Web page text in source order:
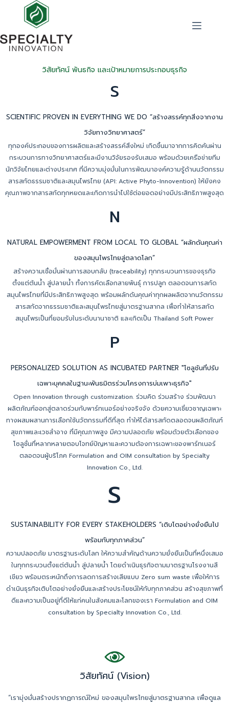
วิสัยทัศน์ พันธกิจ และเป้าหมายการประกอบธุรกิจ
S
SCIENTIFIC PROVEN IN EVERYTHING WE DO “สร้างสรรค์ทุกสิ่งจากงาน
วิจัยทางวิทยาศาสตร์”
ทุกองค์ประกอบของการผลิตและสร้างสรรค์สิ่งใหม่ เกิดขึ้นมาจากการคิดค้นผ่าน
กระบวนการทางวิทยาศาสตร์และมีงานวิจัยรองรับเสมอ พร้อมด้วยเครือข่ายทีม
นักวิจัยไทยและต่างประเทศ ที่มีความมุ่งมั่นในการพัฒนาองค์ความรู้ด้านนวัตกรรม
สารสกัดธรรมชาติและสมุนไพรไทย (API: Active Phyto-Innovention) ให้ยังคง
คุณภาพจากสารสกัดทุกหยดและเกิดการนำไปใช้ต่อยอดอย่างมีประสิทธิภาพสูงสุด
N
NATURAL EMPOWERMENT FROM LOCAL TO GLOBAL “ผลักดันคุณค่า
ของสมุนไพรไทยสู่ตลาดโลก”
สร้างความเชื่อมั่นผ่านการสอบกลับ (traceability) ทุกกระบวนการของธุรกิจ
ตั้งแต่ต้นน้ำ สู่ปลายน้ำ ทั้งการคัดเลือกสายพันธุ์ การปลูก ตลอดจนการสกัด
สมุนไพรไทยที่มีประสิทธิภาพสูงสุด พร้อมผลักดันคุณค่าทุกผลผลิตจากนวัตกรรม
สารสกัดจากธรรมชาติและสมุนไพรไทยสู่มาตรฐานสากล เพื่อทำให้สารสกัด
สมุนไพรเป็นที่ยอมรับในระดับนานาชาติ และเกิดเป็น Thailand Soft Power
P
PERSONALIZED SOLUTION AS INCUBATED PARTNER "โซลูชันที่ปรับ
เฉพาะบุคคลในฐานะพันธมิตรร่วมโครงการบ่มเพาะธุรกิจ"
Open Innovation through customization. ร่วมคิด ร่วมสร้าง ร่วมพัฒนา
ผลิตภัณฑ์ออกสู่ตลาดร่วมกับพาร์ทเนอร์อย่างจริงจัง ด้วยความเชี่ยวชาญเฉพาะ
ทางผสมผสานการเลือกใช้นวัตกรรมที่ดีที่สุด ทำให้ได้สารสกัดตลอดจนผลิตภัณฑ์
สุขภาพและเวชสำอาง ที่มีคุณภาพสูง มีความปลอดภัย พร้อมด้วยตัวเลือกของ
โซลูชั่นที่หลากหลายตอบโจทย์ปัญหาและความต้องการเฉพาะของพาร์ทเนอร์
ตลอดจนผู้บริโภค Formulation and OIM consultation by Specialty
Innovation Co., Ltd.
S
SUSTAINABILITY FOR EVERY STAKEHOLDERS “เติบโตอย่างยั่งยืนไป
พร้อมกับทุกภาคส่วน”
ความปลอดภัย มาตรฐานระดับโลก ให้ความสำคัญด้านความยั่งยืนเป็นที่หนึ่งเสมอ
ในทุกกระบวนตั้งแต่ต้นน้ำ สู่ปลายน้ำ โดยดำเนินธุรกิจตามมาตรฐานโรงงานสี
เขียว พร้อมตระหนักถึงการลดการสร้างเสียแบบ Zero sum waste เพื่อให้การ
ดำเนินธุรกิจเติบโตอย่างยั่งยืนและสร้างประโยชน์ให้กับทุกภาคส่วน สร้างสุขภาพที่
ดีและความเป็นอยู่ที่ดีให้แก่คนในสังคมและโลกของเรา Formulation and OIM
consultation by Specialty Innovation Co., Ltd.
วิสัยทัศน์ (Vision)
“เรามุ่งมั่นสร้างปรากฏการณ์ใหม่ ของสมุนไพรไทยสู่มาตรฐานสากล เพื่อดูแล